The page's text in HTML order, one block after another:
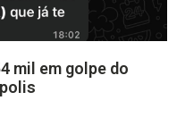
mil em golpe do